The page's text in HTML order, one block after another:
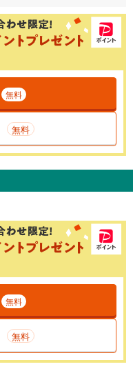
無料
無料
無料
無料